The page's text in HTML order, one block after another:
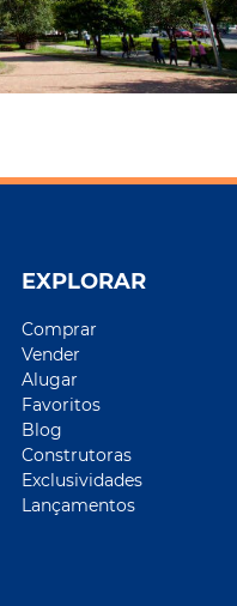
EXPLORAR
Comprar
Vender
Alugar
Favoritos
Blog
Construtoras
Exclusividades
Lançamentos